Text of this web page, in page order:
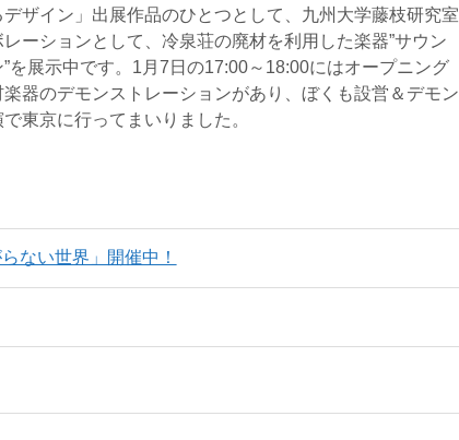
ザイン」出展作品のひとつとして、九州大学藤枝研究室
ーションとして、冷泉荘の廃材を利用した楽器”サウン
”を展示中です。1月7日の17:00～18:00にはオープニング
器のデモンストレーションがあり、ぼくも設営＆デモン
東京に行ってまいりました。
ない世界」開催中！